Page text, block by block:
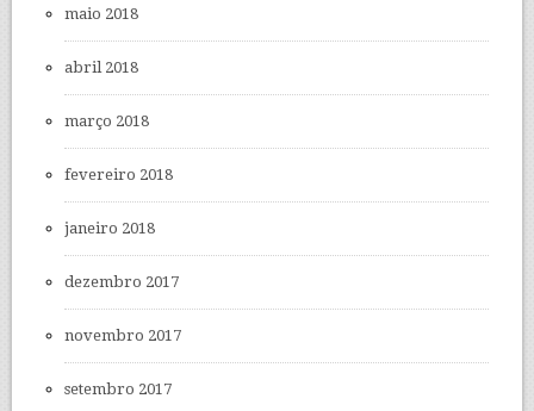
maio 2018
abril 2018
março 2018
fevereiro 2018
janeiro 2018
dezembro 2017
novembro 2017
setembro 2017